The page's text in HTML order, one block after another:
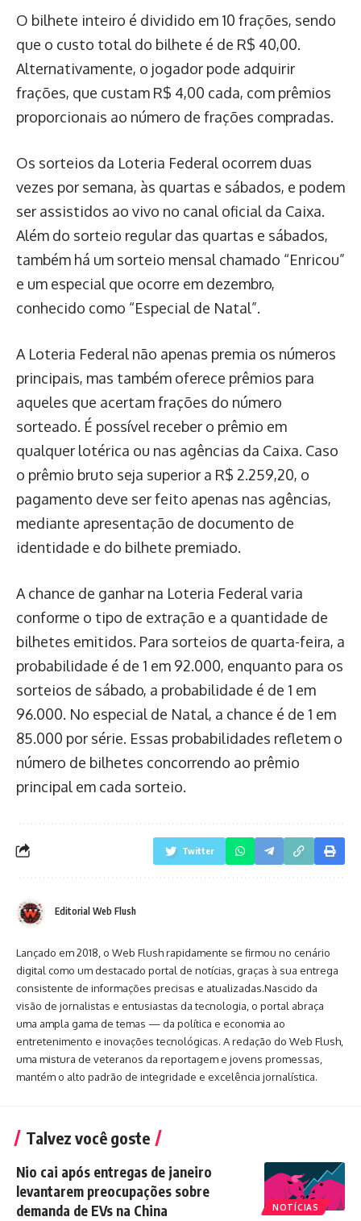
O bilhete inteiro é dividido em 10 frações, sendo
que o custo total do bilhete é de R$ 40,00.
Alternativamente, o jogador pode adquirir
frações, que custam R$ 4,00 cada, com prêmios
proporcionais ao número de frações compradas.
Os sorteios da Loteria Federal ocorrem duas
vezes por semana, às quartas e sábados, e podem
ser assistidos ao vivo no canal oficial da Caixa.
Além do sorteio regular das quartas e sábados,
também há um sorteio mensal chamado “Enricou”
e um especial que ocorre em dezembro,
conhecido como “Especial de Natal”.
A Loteria Federal não apenas premia os números
principais, mas também oferece prêmios para
aqueles que acertam frações do número
sorteado. É possível receber o prêmio em
qualquer lotérica ou nas agências da Caixa. Caso
o prêmio bruto seja superior a R$ 2.259,20, o
pagamento deve ser feito apenas nas agências,
mediante apresentação de documento de
identidade e do bilhete premiado.
A chance de ganhar na Loteria Federal varia
conforme o tipo de extração e a quantidade de
bilhetes emitidos. Para sorteios de quarta-feira, a
probabilidade é de 1 em 92.000, enquanto para os
sorteios de sábado, a probabilidade é de 1 em
96.000. No especial de Natal, a chance é de 1 em
85.000 por série. Essas probabilidades refletem o
número de bilhetes concorrendo ao prêmio
principal em cada sorteio.
Twitter
Editorial Web Flush
Lançado em 2018, o Web Flush rapidamente se firmou no cenário
digital como um destacado portal de notícias, graças à sua entrega
consistente de informações precisas e atualizadas.Nascido da
visão de jornalistas e entusiastas da tecnologia, o portal abraça
uma ampla gama de temas — da política e economia ao
entretenimento e inovações tecnológicas. A redação do Web Flush,
uma mistura de veteranos da reportagem e jovens promessas,
mantém o alto padrão de integridade e excelência jornalística.
Talvez você goste
NOTÍCIAS
Nio cai após entregas de janeiro
levantarem preocupações sobre
demanda de EVs na China